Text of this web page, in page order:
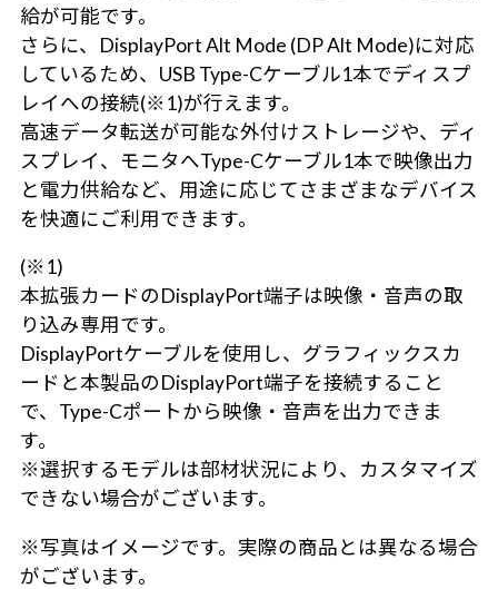
給が可能です。
さらに、DisplayPort Alt Mode (DP Alt Mode)に対応
しているため、USB Type-Cケーブル1本でディスプ
レイへの接続(※1)が行えます。
高速データ転送が可能な外付けストレージや、ディ
スプレイ、モニタへType-Cケーブル1本で映像出力
と電力供給など、用途に応じてさまざまなデバイス
を快適にご利用できます。
(※1)
本拡張カードのDisplayPort端子は映像・音声の取
り込み専用です。
DisplayPortケーブルを使用し、グラフィックスカ
ードと本製品のDisplayPort端子を接続すること
で、Type-Cポートから映像・音声を出力できま
す。
※選択するモデルは部材状況により、カスタマイズ
できない場合がございます。
※写真はイメージです。実際の商品とは異なる場合
がございます。